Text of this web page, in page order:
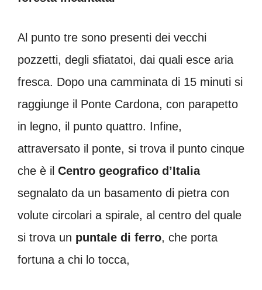
Al punto tre sono presenti dei vecchi
pozzetti, degli sfiatatoi, dai quali esce aria
fresca. Dopo una camminata di 15 minuti si
raggiunge il Ponte Cardona, con parapetto
in legno, il punto quattro. Infine,
attraversato il ponte, si trova il punto cinque
che è il Centro geografico d’Italia
segnalato da un basamento di pietra con
volute circolari a spirale, al centro del quale
si trova un puntale di ferro, che porta
fortuna a chi lo tocca,